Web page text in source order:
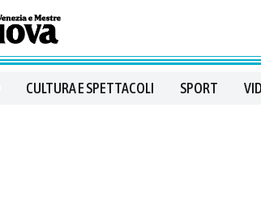
CULTURA E SPETTACOLI SPORT